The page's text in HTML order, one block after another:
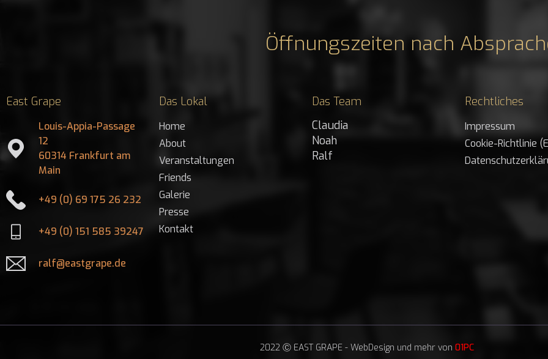
Öffnungszeiten nach
East Grape
Louis-Appia-Passage
12
60314 Frankfurt am
Main
+49 (0) 69 175 26 232
+49 (0) 151 585 39247
ralf@eastgrape.de
Das Lokal
Home
About
Veranstaltungen
Friends
Galerie
Presse
Kontakt
Das Team
Claudia
Noah
Ralf
Rechtliches
Impressum
Cookie-Richtlinie
2022 Ⓒ EAST GRAPE - WebDesign und mehr von 01PC